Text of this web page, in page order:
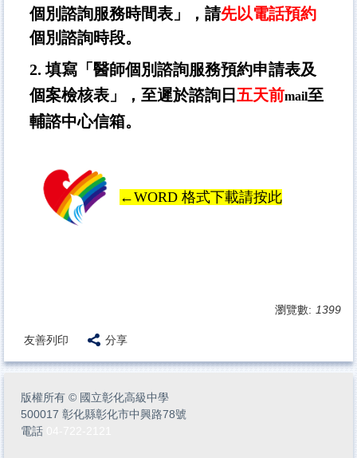
個別諮詢服務時間表」，請先以電話預約
個別諮詢時段。
2. 填寫「醫師個別諮詢服務預約申請表及
個案檢核表」， 至遲於諮詢日 五天前mail至
輔諮中心信箱。
←WORD 格式下載請按此
瀏覽數: 1399
友善列印 分享
版權所有 © 國立彰化高級中學
500017 彰化縣彰化市中興路78號
電話